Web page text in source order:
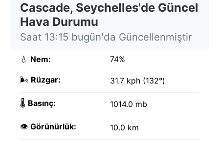
Cascade, Seychelles'de Güncel
Hava Durumu
Saat 13:15 bugün'da Güncellenmiştir
💧 Nem: 74%
🌬️ Rüzgar: 31.7 kph (132°)
🌡️ Basınç: 1014.0 mb
👁️ Görünürlük: 10.0 km